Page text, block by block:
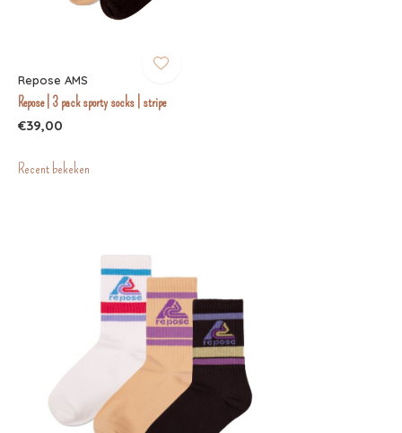
Repose AMS
Repose | 3 pack sporty socks | stripe
€39,00
Recent bekeken